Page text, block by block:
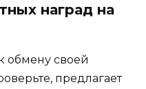
наград на
обмену своей
предлагает